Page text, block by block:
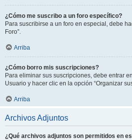
¿Cómo me suscribo a un foro específico?
Para suscribirse a un foro en especial, debe
Foro”.
Arriba
¿Cómo borro mis suscripciones?
Para eliminar sus suscripciones, debe entrar
Usuario y hacer clic en la opción “Organizar
Arriba
Archivos Adjuntos
¿Qué archivos adjuntos son permitidos en